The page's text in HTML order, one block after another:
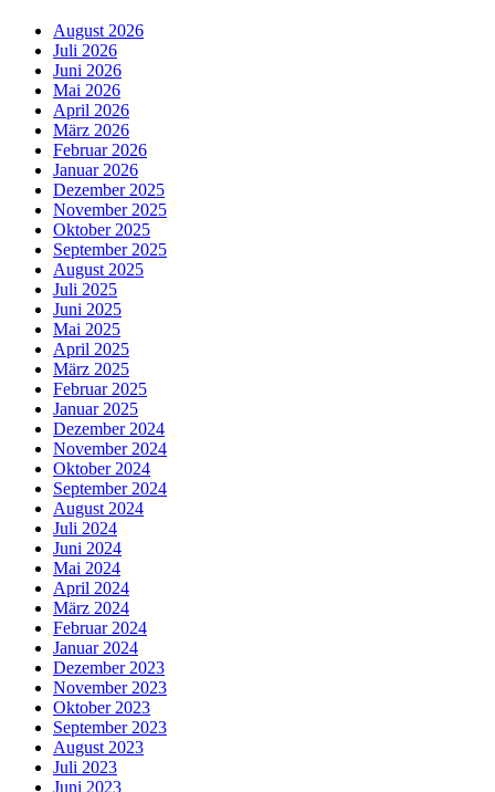
August 2026
Juli 2026
Juni 2026
Mai 2026
April 2026
März 2026
Februar 2026
Januar 2026
Dezember 2025
November 2025
Oktober 2025
September 2025
August 2025
Juli 2025
Juni 2025
Mai 2025
April 2025
März 2025
Februar 2025
Januar 2025
Dezember 2024
November 2024
Oktober 2024
September 2024
August 2024
Juli 2024
Juni 2024
Mai 2024
April 2024
März 2024
Februar 2024
Januar 2024
Dezember 2023
November 2023
Oktober 2023
September 2023
August 2023
Juli 2023
Juni 2023